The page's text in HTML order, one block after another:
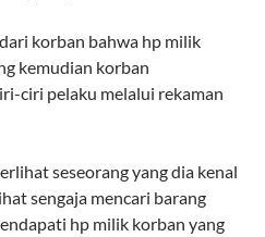
korban bahwa hp milik
kemudian korban
ciri pelaku melalui rekaman
seseorang yang dia kenal
sengaja mencari barang
hp milik korban yang